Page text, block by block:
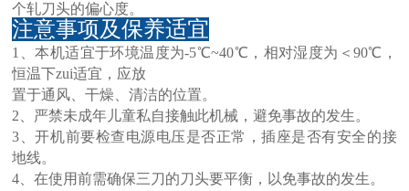
个轧刀头的偏心度。
注意事项及保养适宜
1、本机适宜于环境温度为-5℃~40℃，相对湿度为＜90℃，
恒温下zui适宜，应放
置于通风、干燥、清洁的位置。
2、严禁未成年儿童私自接触此机械，避免事故的发生。
3、开机前要检查电源电压是否正常，插座是否有安全的接
地线。
4、在使用前需确保三刀的刀头要平衡，以免事故的发生。